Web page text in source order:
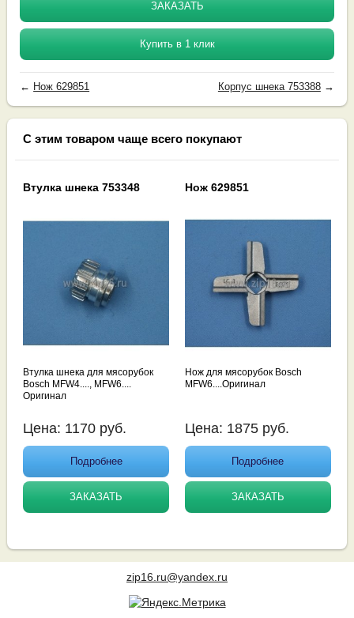
ЗАКАЗАТЬ
Купить в 1 клик
← Нож 629851 Корпус шнека 753388→
С этим товаром чаще всего покупают
Втулка шнека 753348
Втулка шнека для мясорубок
Bosch MFW4...., MFW6....
Оригинал
Цена: 1170 руб.
Подробнее
ЗАКАЗАТЬ
Нож 629851
Нож для мясорубок Bosch
MFW6....Оригинал
Цена: 1875 руб.
Подробнее
ЗАКАЗАТЬ
zip16.ru@yandex.ru